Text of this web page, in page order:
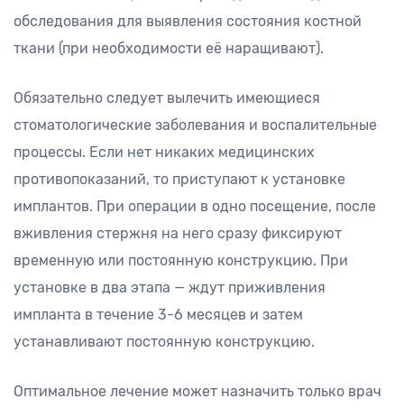
обследования для выявления состояния костной
ткани (при необходимости её наращивают).
Обязательно следует вылечить имеющиеся
стоматологические заболевания и воспалительные
процессы. Если нет никаких медицинских
противопоказаний, то приступают к установке
имплантов. При операции в одно посещение, после
вживления стержня на него сразу фиксируют
временную или постоянную конструкцию. При
установке в два этапа — ждут приживления
импланта в течение 3-6 месяцев и затем
устанавливают постоянную конструкцию.
Оптимальное лечение может назначить только врач